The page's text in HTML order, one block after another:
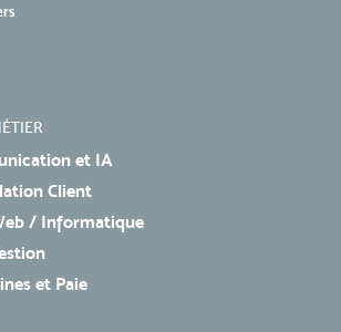
et IA
Client
/ Informatique
et Paie